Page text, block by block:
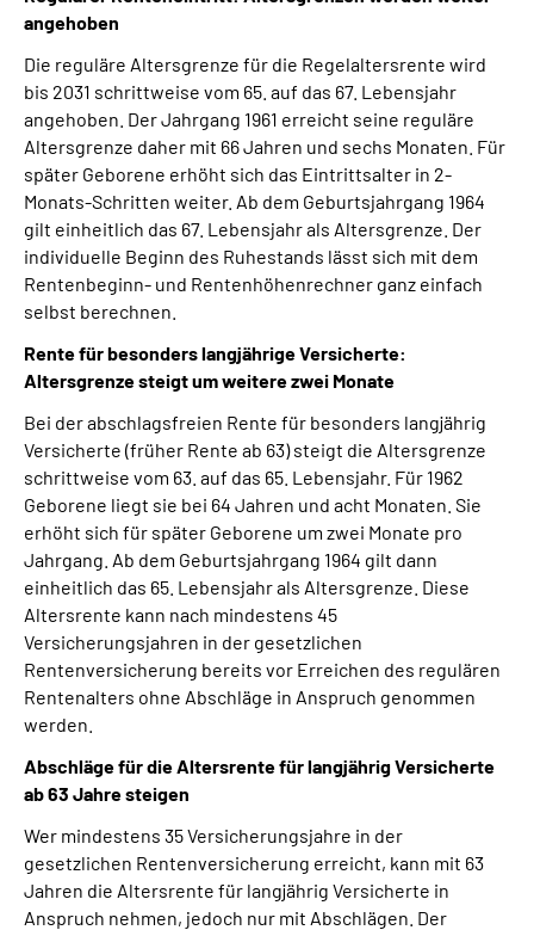
angehoben
Die reguläre Altersgrenze für die Regelaltersrente wird
bis 2031 schrittweise vom 65. auf das 67. Lebensjahr
angehoben. Der Jahrgang 1961 erreicht seine reguläre
Altersgrenze daher mit 66 Jahren und sechs Monaten. Für
später Geborene erhöht sich das Eintrittsalter in 2-
Monats-Schritten weiter. Ab dem Geburtsjahrgang 1964
gilt einheitlich das 67. Lebensjahr als Altersgrenze. Der
individuelle Beginn des Ruhestands lässt sich mit dem
Rentenbeginn- und Rentenhöhenrechner ganz einfach
selbst berechnen.
Rente für besonders langjährige Versicherte:
Altersgrenze steigt um weitere zwei Monate
Bei der abschlagsfreien Rente für besonders langjährig
Versicherte (früher Rente ab 63) steigt die Altersgrenze
schrittweise vom 63. auf das 65. Lebensjahr. Für 1962
Geborene liegt sie bei 64 Jahren und acht Monaten. Sie
erhöht sich für später Geborene um zwei Monate pro
Jahrgang. Ab dem Geburtsjahrgang 1964 gilt dann
einheitlich das 65. Lebensjahr als Altersgrenze. Diese
Altersrente kann nach mindestens 45
Versicherungsjahren in der gesetzlichen
Rentenversicherung bereits vor Erreichen des regulären
Rentenalters ohne Abschläge in Anspruch genommen
werden.
Abschläge für die Altersrente für langjährig Versicherte
ab 63 Jahre steigen
Wer mindestens 35 Versicherungsjahre in der
gesetzlichen Rentenversicherung erreicht, kann mit 63
Jahren die Altersrente für langjährig Versicherte in
Anspruch nehmen, jedoch nur mit Abschlägen. Der